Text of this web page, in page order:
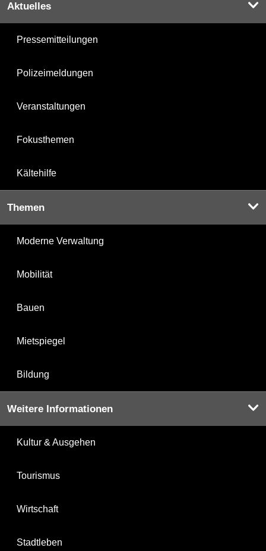
Aktuelles
Pressemitteilungen
Polizeimeldungen
Veranstaltungen
Fokusthemen
Kältehilfe
Themen
Moderne Verwaltung
Mobilität
Bauen
Mietspiegel
Bildung
Weitere Informationen
Kultur & Ausgehen
Tourismus
Wirtschaft
Stadtleben